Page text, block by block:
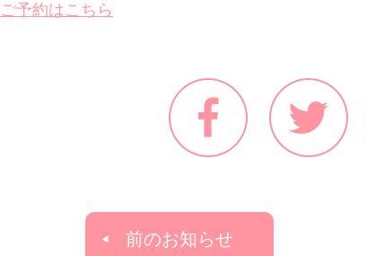
ご予約はこちら
前のお知らせ